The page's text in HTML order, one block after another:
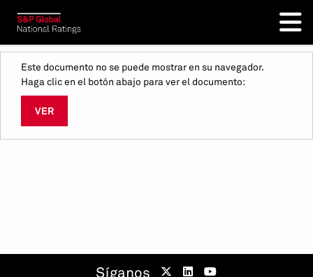
Este documento no se puede mostrar en su navegador.
Haga clic en el botón abajo para ver el documento:
VER
Síganos